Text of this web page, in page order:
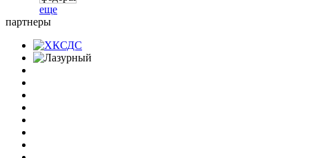
еще
партнеры